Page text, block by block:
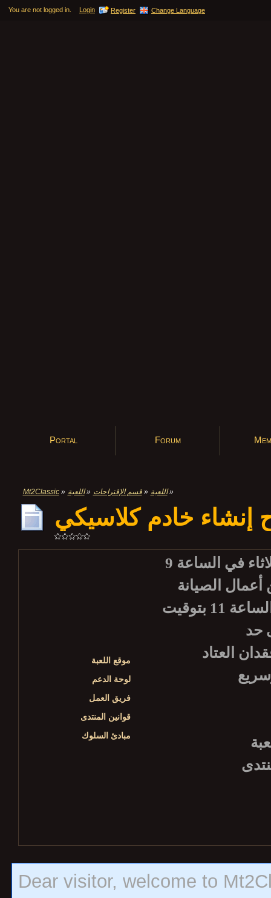
You are not logged in. Login Register Change Language
Portal Forum
Mt2Classic» اللعبة» قسم الإقتراحات» اللعبة»
إنشاء خادم كلاسيكي
موقع اللعبة
لوحة الدعم
فريق العمل
قوانين المنتدى
مبادئ السلوك
يرجى الانتباه أن أعمال صيانة الخادم الأسبوعية تبدأ كل ثلاثاء في الساعة 9
من أعمال الصيانة
سيكون الخادم متوفراً للاستعمال من جديد، وذلك حوالي الساعة 11 بتوقيت
العتاد
Dear visitor, welcome to